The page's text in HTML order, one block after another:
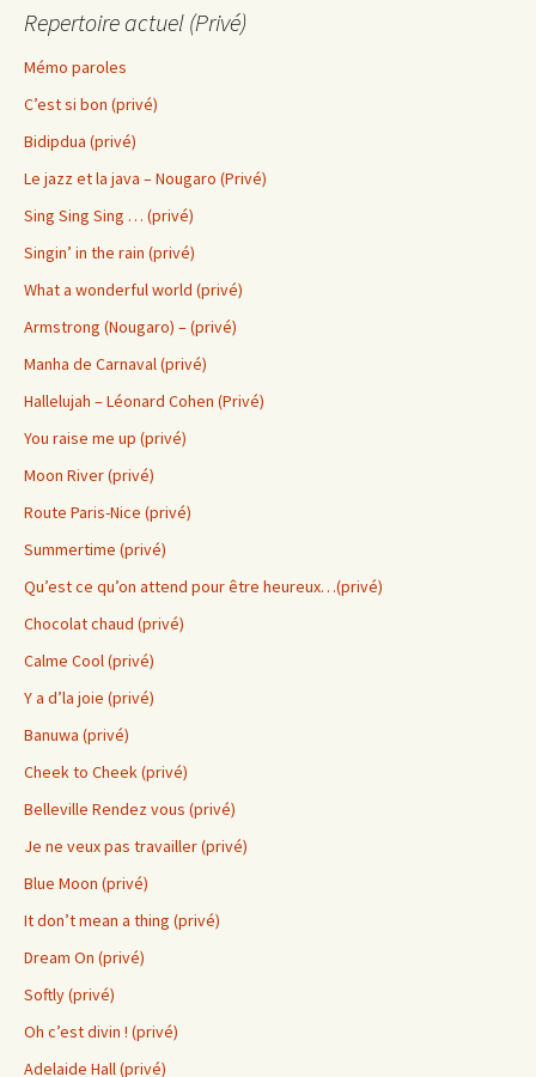
Repertoire actuel (Privé)
Mémo paroles
C’est si bon (privé)
Bidipdua (privé)
Le jazz et la java – Nougaro (Privé)
Sing Sing Sing … (privé)
Singin’ in the rain (privé)
What a wonderful world (privé)
Armstrong (Nougaro) – (privé)
Manha de Carnaval (privé)
Hallelujah – Léonard Cohen (Privé)
You raise me up (privé)
Moon River (privé)
Route Paris-Nice (privé)
Summertime (privé)
Qu’est ce qu’on attend pour être heureux…(privé)
Chocolat chaud (privé)
Calme Cool (privé)
Y a d’la joie (privé)
Banuwa (privé)
Cheek to Cheek (privé)
Belleville Rendez vous (privé)
Je ne veux pas travailler (privé)
Blue Moon (privé)
It don’t mean a thing (privé)
Dream On (privé)
Softly (privé)
Oh c’est divin ! (privé)
Adelaide Hall (privé)